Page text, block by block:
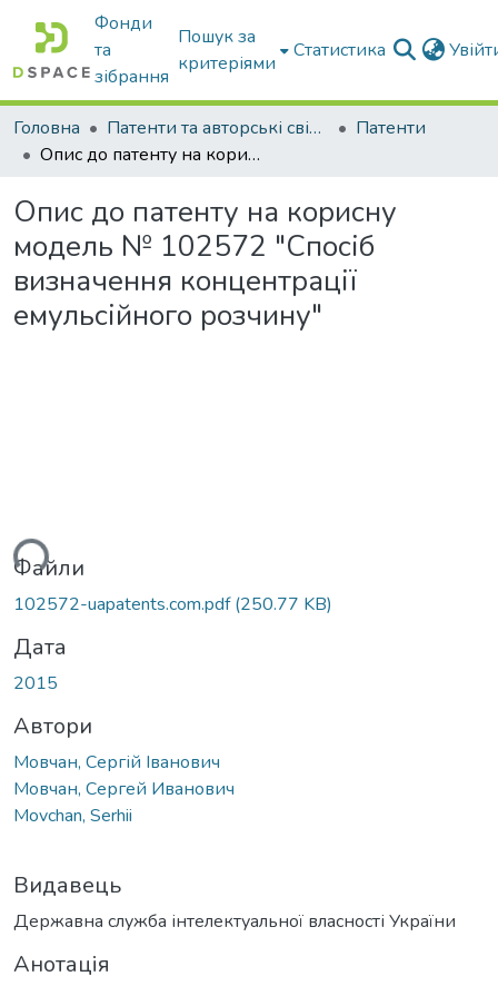
Фонди
та
зібрання
Пошук за
критеріями
Статистика
Головна Патенти та авторські свідоцтва
Патенти
Опис до патенту на корисну модель № 102572 "Спосіб визначення концентрації емульсійного розчину"
Опис до патенту на корисну
модель № 102572 "Спосіб
визначення концентрації
емульсійного розчину"
Файли
102572-uapatents.com.pdf(250.77 KB)
Дата
2015
Автори
Мовчан, Сергій Іванович
Мовчан, Сергей Иванович
Movchan, Serhii
Видавець
Державна служба інтелектуальної власності України
Анотація